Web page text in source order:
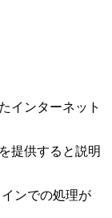
インターネット
提供すると説明
ンでの処理が